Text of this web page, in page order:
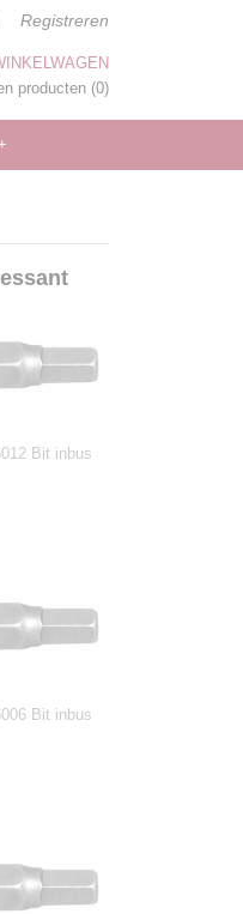
Registreren
producten (0)
Bit inbus
Bit inbus